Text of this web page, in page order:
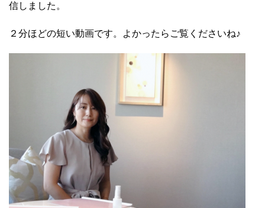
信しました。
２分ほどの短い動画です。よかったらご覧くださいね♪